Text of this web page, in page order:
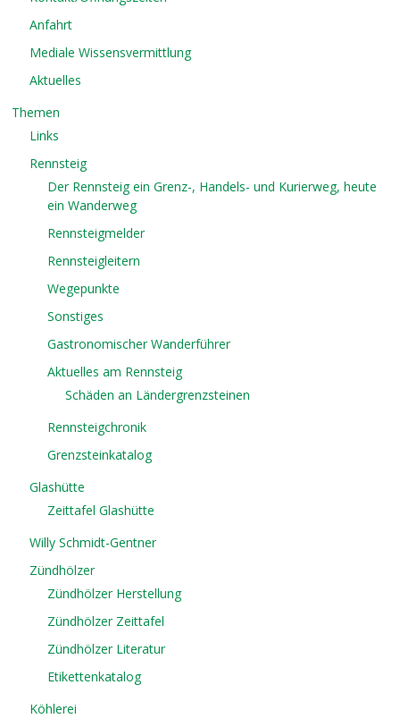
Anfahrt
Mediale Wissensvermittlung
Aktuelles
Themen
Links
Rennsteig
Der Rennsteig ein Grenz-, Handels- und Kurierweg, heute
ein Wanderweg
Rennsteigmelder
Rennsteigleitern
Wegepunkte
Sonstiges
Gastronomischer Wanderführer
Aktuelles am Rennsteig
Schäden an Ländergrenzsteinen
Rennsteigchronik
Grenzsteinkatalog
Glashütte
Zeittafel Glashütte
Willy Schmidt-Gentner
Zündhölzer
Zündhölzer Herstellung
Zündhölzer Zeittafel
Zündhölzer Literatur
Etikettenkatalog
Köhlerei